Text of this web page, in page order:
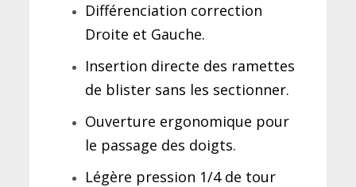
Différenciation correction
Droite et Gauche.
Insertion directe des ramettes
de blister sans les sectionner.
Ouverture ergonomique pour
le passage des doigts.
Légère pression 1/4 de tour